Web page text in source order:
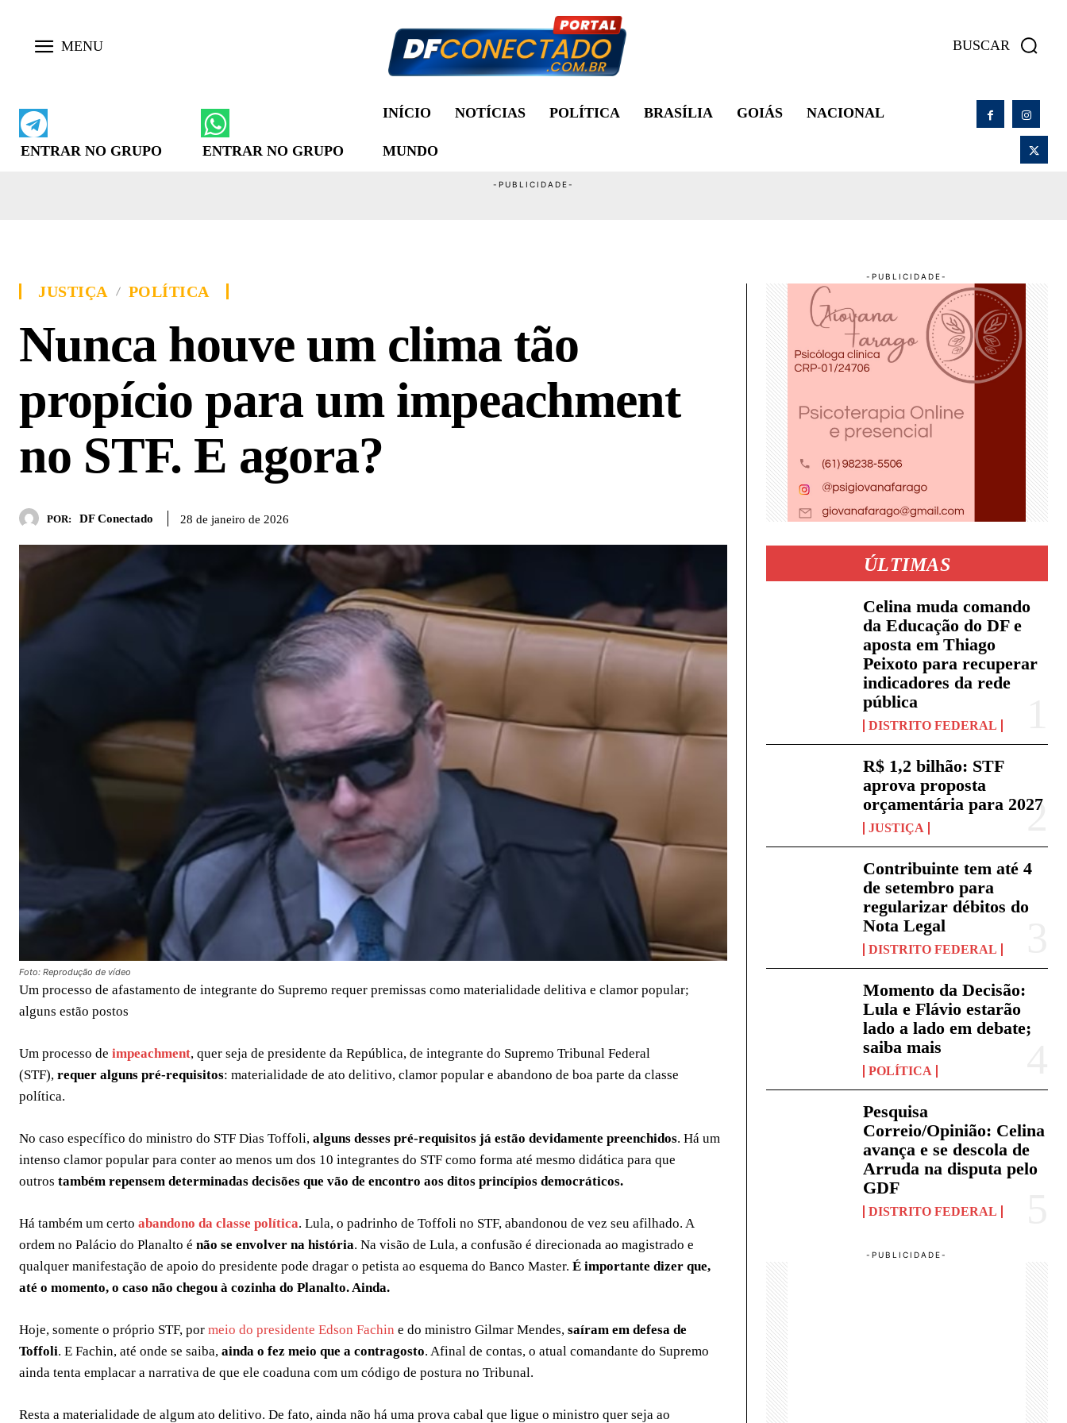
BUSCAR
ENTRAR NO GRUPO ENTRAR NO GRUPO
INÍCIO NOTÍCIAS POLÍTICA BRASÍLIA GOIÁS NACIONAL
MUNDO
JUSTIÇA POLÍTICA
Nunca houve um clima tão
propício para um impeachment
no STF. E agora?
POR: DF Conectado 28 de janeiro de 2026
Foto: Reprodução de vídeo
Um processo de afastamento de integrante do Supremo requer premissas como materialidade delitiva e clamor popular;
alguns estão postos
Um processo de impeachment, quer seja de presidente da República, de integrante do Supremo Tribunal Federal
(STF), requer alguns pré-requisitos: materialidade de ato delitivo, clamor popular e abandono de boa parte da classe
política.
No caso específico do ministro do STF Dias Toffoli, alguns desses pré-requisitos já estão devidamente preenchidos. Há um
intenso clamor popular para conter ao menos um dos 10 integrantes do STF como forma até mesmo didática para que
outros também repensem determinadas decisões que vão de encontro aos ditos princípios democráticos.
Há também um certo abandono da classe política. Lula, o padrinho de Toffoli no STF, abandonou de vez seu afilhado. A
ordem no Palácio do Planalto é não se envolver na história. Na visão de Lula, a confusão é direcionada ao magistrado e
qualquer manifestação de apoio do presidente pode dragar o petista ao esquema do Banco Master. É importante dizer que,
até o momento, o caso não chegou à cozinha do Planalto. Ainda.
Hoje, somente o próprio STF, por meio do presidente Edson Fachin e do ministro Gilmar Mendes, saíram em defesa de
Toffoli. E Fachin, até onde se saiba, ainda o fez meio que a contragosto. Afinal de contas, o atual comandante do Supremo
ainda tenta emplacar a narrativa de que ele coaduna com um código de postura no Tribunal.
Resta a materialidade de algum ato delitivo. De fato, ainda não há uma prova cabal que ligue o ministro quer seja ao
ÚLTIMAS
Celina muda comando
da Educação do DF e
aposta em Thiago
Peixoto para recuperar
indicadores da rede
pública
DISTRITO FEDERAL
R$ 1,2 bilhão: STF
aprova proposta
orçamentária para 2027
JUSTIÇA
Contribuinte tem até 4
de setembro para
regularizar débitos do
Nota Legal
DISTRITO FEDERAL
Momento da Decisão:
Lula e Flávio estarão
lado a lado em debate;
saiba mais
POLÍTICA
Pesquisa
Correio/Opinião: Celina
avança e se descola de
Arruda na disputa pelo
GDF
DISTRITO FEDERAL